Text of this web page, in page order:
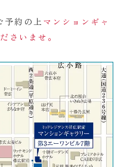
予約の上マンションギャ
さいませ。